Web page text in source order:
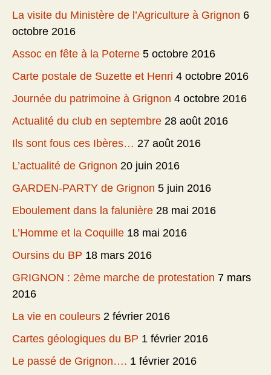
La visite du Ministère de l’Agriculture à Grignon 6
octobre 2016
Assoc en fête à la Poterne 5 octobre 2016
Carte postale de Suzette et Henri 4 octobre 2016
Journée du patrimoine à Grignon 4 octobre 2016
Actualité du club en septembre 28 août 2016
Ils sont fous ces Ibères… 27 août 2016
L’actualité de Grignon 20 juin 2016
GARDEN-PARTY de Grignon 5 juin 2016
Eboulement dans la falunière 28 mai 2016
L’Homme et la Coquille 18 mai 2016
Oursins du BP 18 mars 2016
GRIGNON : 2ème marche de protestation 7 mars
2016
La vie en couleurs 2 février 2016
Cartes géologiques du BP 1 février 2016
Le passé de Grignon…. 1 février 2016